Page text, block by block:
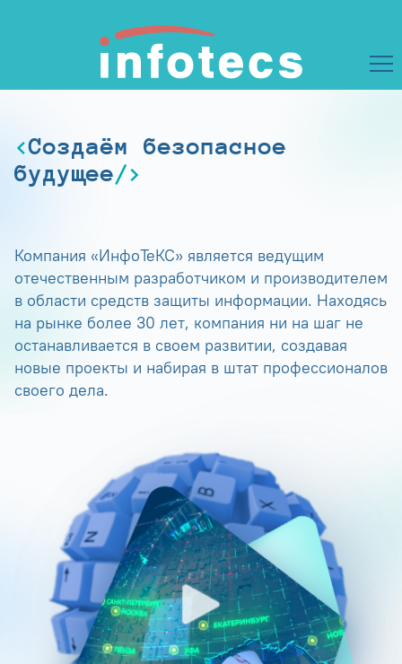
Создаём безопасное
будущее
Компания «ИнфоТеКС» является ведущим
отечественным разработчиком и производителем
в области средств защиты информации. Находясь
на рынке более 30 лет, компания ни на шаг не
останавливается в своем развитии, создавая
новые проекты и набирая в штат профессионалов
своего дела.